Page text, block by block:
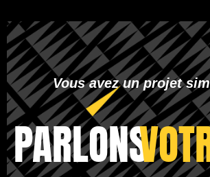
Vous avez un projet
PARLONS